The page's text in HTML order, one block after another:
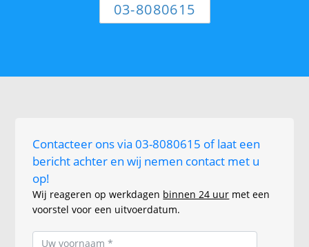
03-8080615
Contacteer ons via 03-8080615 of laat een
bericht achter en wij nemen contact met u
op!
Wij reageren op werkdagen binnen 24 uur met een
voorstel voor een uitvoerdatum.